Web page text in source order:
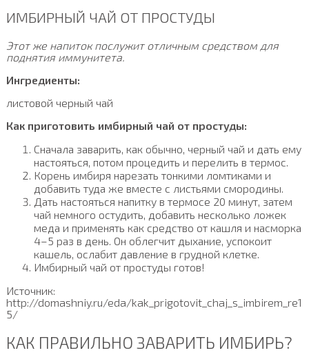
ИМБИРНЫЙ ЧАЙ ОТ ПРОСТУДЫ
Этот же напиток послужит отличным средством для
поднятия иммунитета.
Ингредиенты:
листовой черный чай
Как приготовить имбирный чай от простуды:
Сначала заварить, как обычно, черный чай и дать ему
настояться, потом процедить и перелить в термос.
Корень имбиря нарезать тонкими ломтиками и
добавить туда же вместе с листьями смородины.
Дать настояться напитку в термосе 20 минут, затем
чай немного остудить, добавить несколько ложек
меда и применять как средство от кашля и насморка
4–5 раз в день. Он облегчит дыхание, успокоит
кашель, ослабит давление в грудной клетке.
Имбирный чай от простуды готов!
Источник:
http://domashniy.ru/eda/kak_prigotovit_chaj_s_imbirem_re1
5/
КАК ПРАВИЛЬНО ЗАВАРИТЬ ИМБИРЬ?